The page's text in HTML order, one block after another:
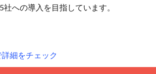
への導入を目指しています。
細をチェック